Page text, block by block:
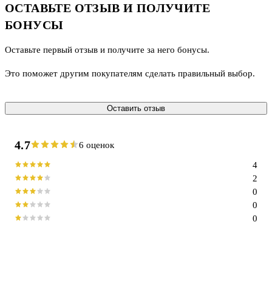
ОСТАВЬТЕ ОТЗЫВ И ПОЛУЧИТЕ
БОНУСЫ
Оставьте первый отзыв и получите за него бонусы.
Это поможет другим покупателям сделать правильный выбор.
Оставить отзыв
4.7 6 оценок
0
0
0
2
4